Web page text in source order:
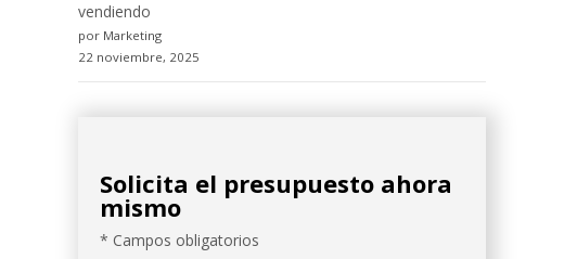
vendiendo
por Marketing
22 noviembre, 2025